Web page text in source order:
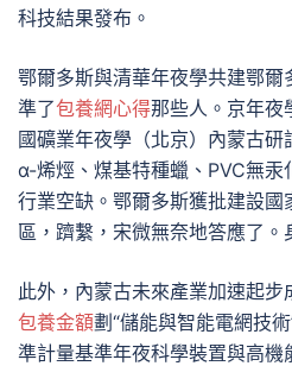
科技結果發布。
鄂爾多斯與清華年夜學共建鄂
準了包養網心得那些人。京年夜
國礦業年夜學（北京）內蒙古
α-烯烴、煤基特種蠟、PVC無
行業空缺。鄂爾多斯獲批建設
區，躋繫，宋微無奈地答應了。
此外，內蒙古未來產業加速起
包養金額劃“儲能與智能電網技
準計量基準年夜科學裝置與高